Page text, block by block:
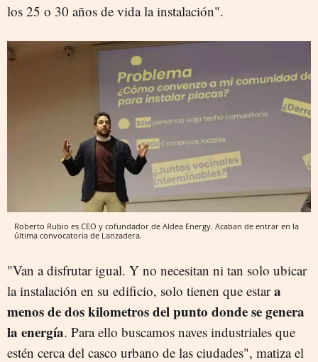
los 25 o 30 años de vida la instalación".
Roberto Rubio es CEO y cofundador de Aldea Energy. Acaban de entrar en la
última convocatoria de Lanzadera.
"Van a disfrutar igual. Y no necesitan ni tan solo ubicar
la instalación en su edificio, solo tienen que estara
menos de dos kilometros del punto donde se genera
la energía. Para ello buscamos naves industriales que
estén cerca del casco urbano de las ciudades", matiza el